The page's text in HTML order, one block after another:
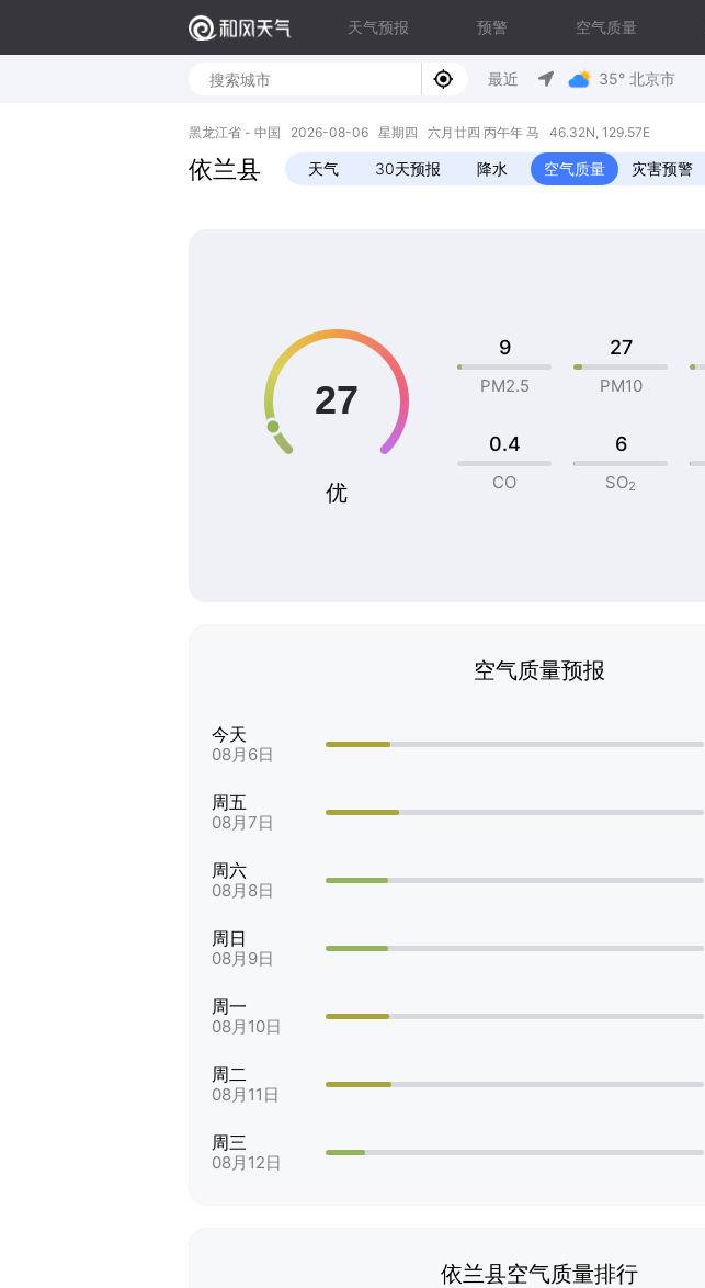
天气预报 预警 空气质量
最近 35° 北京市
黑龙江省 - 中国 2026-08-06 星期四 六月廿四 丙午年 马 46.32N, 129.57E
依兰县 天气 30天预报 降水 空气质量 灾害预警
优
9
PM2.5
27
PM10
0.4
CO
6
SO2
空气质量预报
今天
08月6日
周五
08月7日
周六
08月8日
周日
08月9日
周一
08月10日
周二
08月11日
周三
08月12日
依兰县空气质量排行